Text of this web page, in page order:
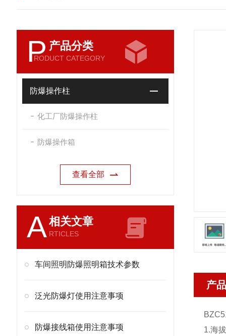
P 产品分类
RODUCT CATEGORY
防爆操作柱
化工厂防爆操作柱
防爆操作箱
查看全部
A相关文章
RTICLES
车间照明防爆照明箱技术参数
泛光防爆灯使用注意事项
防爆接线箱使用注意事项
产
1.海